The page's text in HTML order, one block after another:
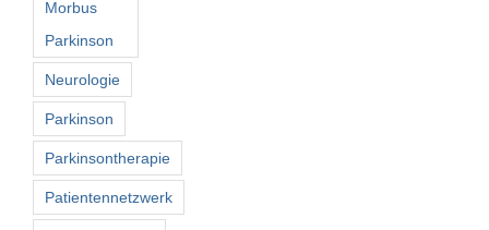
Morbus
Parkinson
Neurologie
Parkinson
Parkinsontherapie
Patientennetzwerk